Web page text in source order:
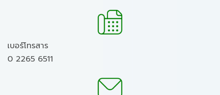
เบอร์โทรสาร
0 2265 6511